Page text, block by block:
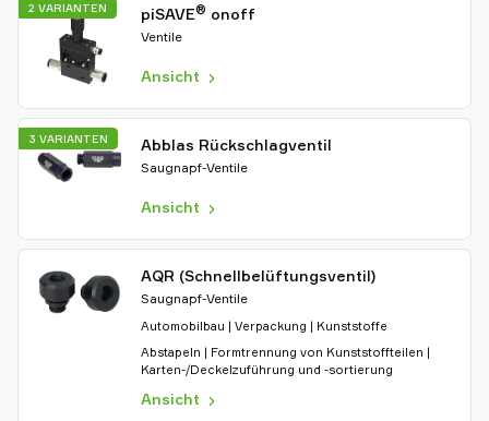
piSAVE® onoff
Ventile
Ansicht
2 VARIANTEN
Abblas Rückschlagventil
Saugnapf-Ventile
Ansicht
3 VARIANTEN
AQR (Schnellbelüftungsventil)
Saugnapf-Ventile
Automobilbau | Verpackung | Kunststoffe
Abstapeln | Formtrennung von Kunststoffteilen |
Karten-/Deckelzuführung und -sortierung
Ansicht